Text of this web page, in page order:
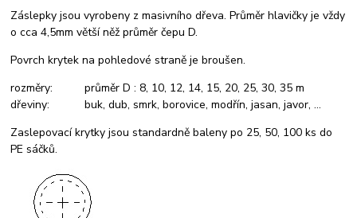
Záslepky jsou vyrobeny z masivního dřeva. Průměr hlavičky je vždy
o cca 4,5mm větší něž průměr čepu D.
Povrch krytek na pohledové straně je broušen.
rozměry: průměr D : 8, 10, 12, 14, 15, 20, 25, 30, 35 m
dřeviny: buk, dub, smrk, borovice, modřín, jasan, javor, ...
Zaslepovací krytky jsou standardně baleny po 25, 50, 100 ks do
PE sáčků.